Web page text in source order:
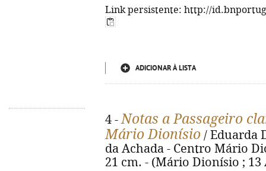
Link persistente: http://
ADICIONAR À LISTA
4 -Notas a Passageiro
Mário Dionísio / Eduarda
da Achada - Centro Mário
21 cm. - (Mário Dionísio ; 13